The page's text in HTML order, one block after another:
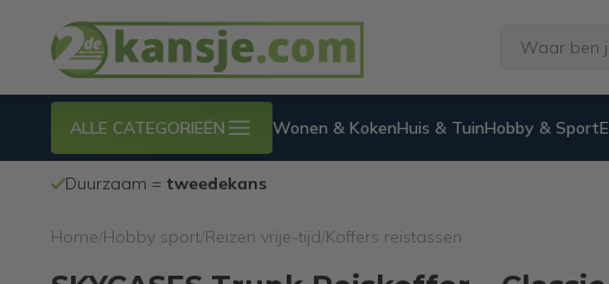
ALLE CATEGORIEËN Wonen & KokenHuis & TuinHobby & Sport
Duurzaam = tweedekans
Home Hobby sport Reizen vrije-tijd Koffers reistassen